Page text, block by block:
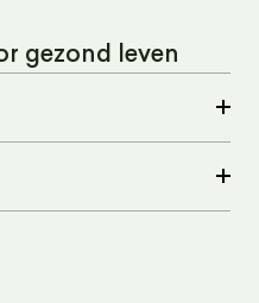
gezond leven